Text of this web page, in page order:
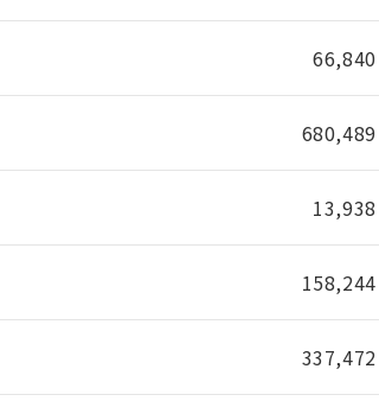
66,840
680,489
13,938
158,244
337,472